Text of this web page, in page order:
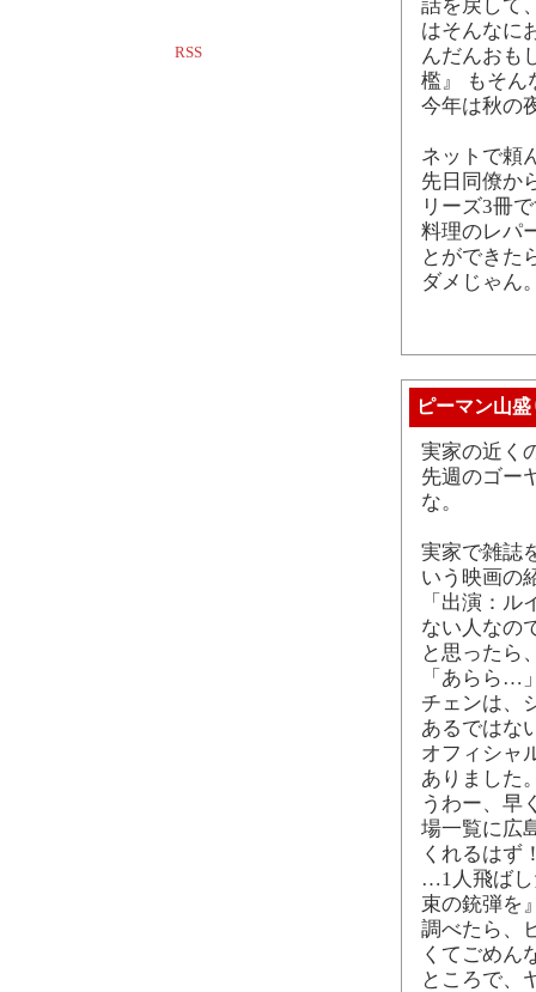
RSS
話を戻して
はそんなに
んだんおも
檻』 もそん
今年は秋の
ネットで頼
先日同僚か
リーズ3冊
料理のレパ
とができた
ダメじゃん
ピーマン山盛
実家の近く
先週のゴー
な。
実家で雑誌
いう映画の
「出演：
ない人なの
と思ったら
「あらら…
チェンは、
あるではな
オフィシャ
ありました
うわー、早
場一覧に広
くれるはず
…1人飛ばし
束の銃弾を
調べたら、
くてごめん
ところで、